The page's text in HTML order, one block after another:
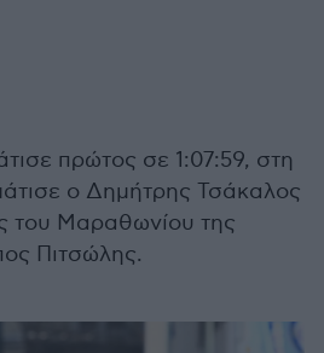
πρώτος σε 1:07:59, στη
ο Δημήτρης Τσάκαλος
του Μαραθωνίου της
Πιτσώλης.